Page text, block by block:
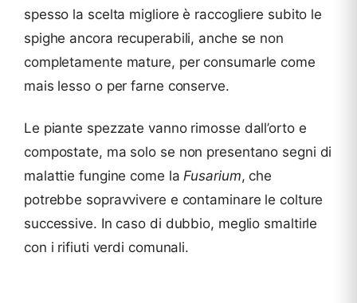
spesso la scelta migliore è raccogliere subito le
spighe ancora recuperabili, anche se non
completamente mature, per consumarle come
mais lesso o per farne conserve.
Le piante spezzate vanno rimosse dall’orto e
compostate, ma solo se non presentano segni di
malattie fungine come laFusarium, che
potrebbe sopravvivere e contaminare le colture
successive. In caso di dubbio, meglio smaltirle
con i rifiuti verdi comunali.